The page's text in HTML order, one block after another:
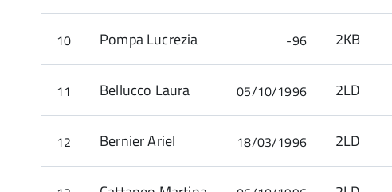
10 Pompa Lucrezia -96 2KB
11 Bellucco Laura 05/10/1996 2LD
12 Bernier Ariel 18/03/1996 2LD